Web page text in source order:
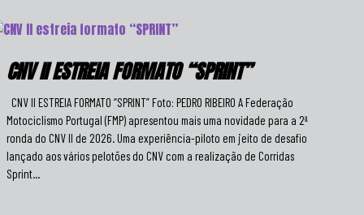
CNV II ESTREIA FORMATO “SPRINT”
CNV II ESTREIA FORMATO “SPRINT” Foto: PEDRO RIBEIRO A Federação
Motociclismo Portugal (FMP) apresentou mais uma novidade para a 2ª
ronda do CNV II de 2026. Uma experiência-piloto em jeito de desafio
lançado aos vários pelotões do CNV com a realização de Corridas
Sprint...